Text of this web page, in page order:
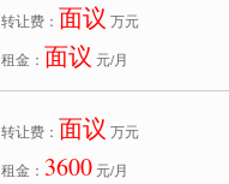
转让费： 面议 万元
租金： 面议 元/月
转让费： 面议 万元
租金： 3600 元/月